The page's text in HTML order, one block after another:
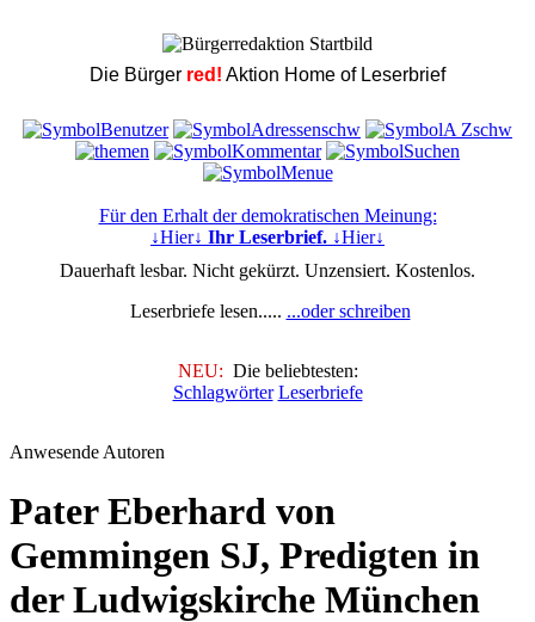
Die Bürger red! Aktion Home of Leserbrief
Für den Erhalt der demokratischen Meinung:
↓Hier↓ Ihr Leserbrief. ↓Hier↓
Dauerhaft lesbar. Nicht gekürzt. Unzensiert. Kostenlos.
Leserbriefe lesen..... ...oder schreiben
NEU: Die beliebtesten:
Schlagwörter Leserbriefe
Anwesende Autoren
Pater Eberhard von
Gemmingen SJ, Predigten in
der Ludwigskirche München